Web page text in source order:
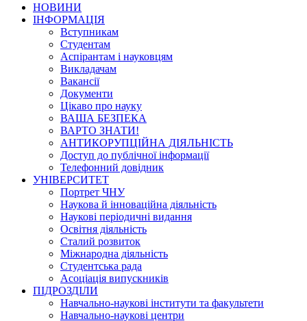
НОВИНИ
ІНФОРМАЦІЯ
Вступникам
Студентам
Аспірантам і науковцям
Викладачам
Вакансії
Документи
Цікаво про науку
ВАША БЕЗПЕКА
ВАРТО ЗНАТИ!
АНТИКОРУПЦІЙНА ДІЯЛЬНІСТЬ
Доступ до публічної інформації
Телефонний довідник
УНІВЕРСИТЕТ
Портрет ЧНУ
Наукова й інноваційна діяльність
Наукові періодичні видання
Освітня діяльність
Сталий розвиток
Міжнародна діяльність
Студентська рада
Асоціація випускників
ПІДРОЗДІЛИ
Навчально-наукові інститути та факультети
Навчально-наукові центри